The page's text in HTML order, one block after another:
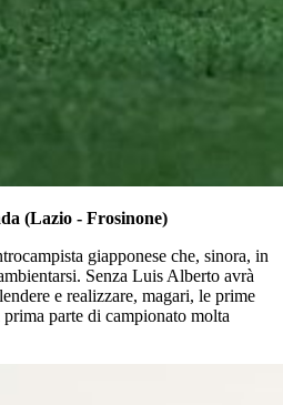
(Lazio - Frosinone)
giapponese che, sinora, in
Senza Luis Alberto avrà
e realizzare, magari, le prime
parte di campionato molta